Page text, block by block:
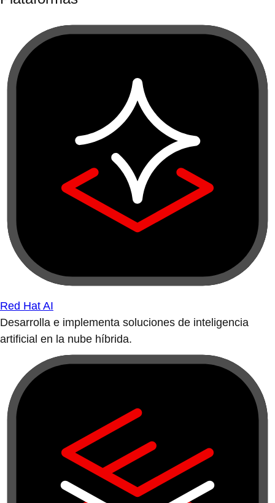
Red Hat AI
Desarrolla e implementa soluciones de inteligencia
artificial en la nube híbrida.